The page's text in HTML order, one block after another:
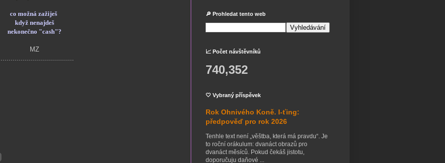
co možná zažiješ
když nenajdeš
nekonečno "cash"?
MZ
🔎 Prohledat tento web
📈 Počet návštěvníků
740,352
🤍 Vybraný příspěvek
Rok Ohnivého Koně. I-ťing:
předpověď pro rok 2026
Tenhle text není „věštba, která má pravdu“. Je
to roční orákulum: dvanáct obrazů pro
dvanáct měsíců. Pokud čekáš jistotu,
doporučuju daňové ...